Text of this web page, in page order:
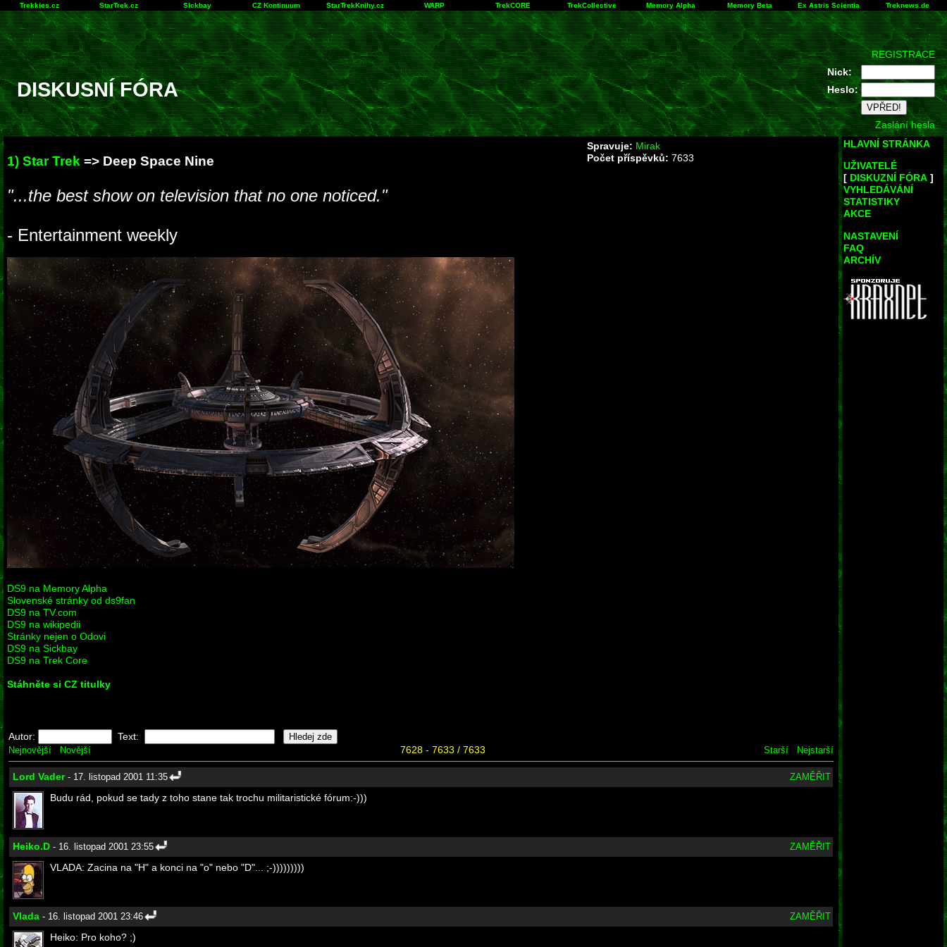
Trekkies.cz StarTrek.cz Sickbay CZ Kontinuum StarTrekKnihy.cz WARP TrekCORE TrekCollective Memory Alpha Memory Beta Ex Astris Scientia Treknews.de
DISKUSNÍ FÓRA
REGISTRACE
Nick:
Heslo:
Zaslání hesla
1) Star Trek => Deep Space Nine
Spravuje: Mirak
Počet příspěvků: 7633
"...the best show on television that no one noticed."
- Entertainment weekly
DS9 na Memory Alpha
Slovenské stránky od ds9fan
DS9 na TV.com
DS9 na wikipedii
Stránky nejen o Odovi
DS9 na Sickbay
DS9 na Trek Core
Stáhněte si CZ titulky
Autor: Text:
Nejnovější Novější 7628 - 7633 / 7633 Starší Nejstarší
Lord Vader- 17. listopad 2001 11:35 ZAMĚŘIT
Budu rád, pokud se tady z toho stane tak trochu militaristické fórum:-)))
Heiko.D - 16. listopad 2001 23:55 ZAMĚŘIT
VLADA: Zacina na "H" a konci na "o" nebo "D"... ;-)))))))))
Vlada - 16. listopad 2001 23:46 ZAMĚŘIT
Heiko: Pro koho? ;)
HLAVNÍ STRÁNKA
UŽIVATELÉ
[ DISKUZNÍ FÓRA ]
VYHLEDÁVÁNÍ
STATISTIKY
AKCE
NASTAVENÍ
FAQ
ARCHÍV